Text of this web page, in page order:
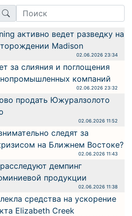
активно ведет разведку на
Madison
02.06.2026 23:34
за слияния и поглощения
компаний
02.06.2026 23:32
продать Южуралзолото
02.06.2026 11:52
следят за
на Ближнем Востоке?
02.06.2026 11:43
демпинг
продукции
02.06.2026 11:38
средства на ускорение
Elizabeth Creek